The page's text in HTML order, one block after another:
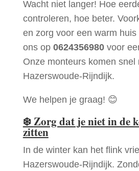
Wacht niet langer! Hoe
controleren, hoe beter.
en zorg voor een warm
ons op 0624356980voor
Onze monteurs komen snel
Hazerswoude-Rijndijk.
We helpen je graag! 😊
❄️Zorg dat je niet in de
zitten
In de winter kan het flink
Hazerswoude-Rijndijk.